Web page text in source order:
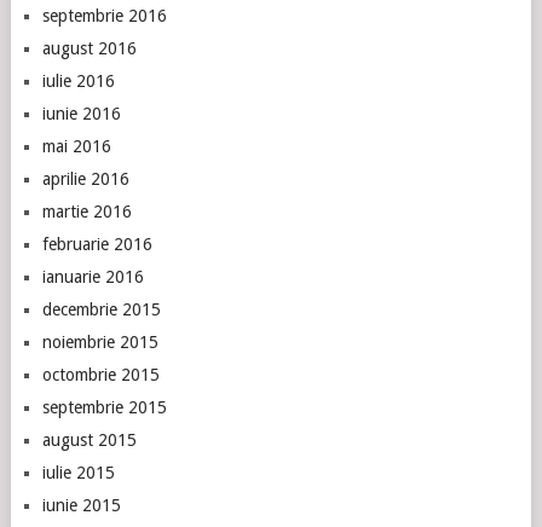
septembrie 2016
august 2016
iulie 2016
iunie 2016
mai 2016
aprilie 2016
martie 2016
februarie 2016
ianuarie 2016
decembrie 2015
noiembrie 2015
octombrie 2015
septembrie 2015
august 2015
iulie 2015
iunie 2015